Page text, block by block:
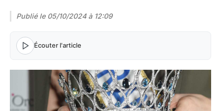
Publié le 05/10/2024 à 12:09
Écouter l'article